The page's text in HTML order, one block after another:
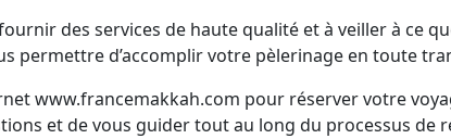
des services de haute qualité et à veiller à ce
d’accomplir votre pèlerinage en toute
www.francemakkah.com pour réserver votre
et de vous guider tout au long du processus de